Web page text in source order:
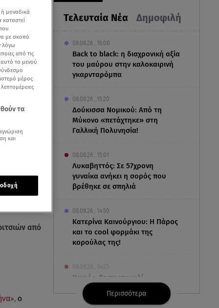
Τελευταία Νέα Δημοφιλή
08.08.26 , 16:00
Back to black: η διαχρονική αξία
του μαύρου στην καλοκαιρινή
γκαρνταρόμπα
08.08.26 , 15:20
Δούκισσα Νομικού: Από τη
Μύκονο «πετάχτηκε» στη
Γαλλική Πολυνησία!
08.08.26 , 15:01
Λυκαβηττός: Σε 57χρονη
γυναίκα ανήκει η σορός που
βρέθηκε σε σπηλιά
08.08.26 , 14:50
Κατερίνα Καινούργιου: Η Πάρος
και το cool φορμάκι της
κορούλας της!
08.08.26 , 14:25
Καιρός: Σε πορτοκαλί
συναγερμό η χώρα για φωτιές
τα επόμενα 24ωρα
Περισσότερα
από
», ο
μοναδικά
με σκοπό
λόγω
από τις
αυτό το μενού
μέρος
τα
και